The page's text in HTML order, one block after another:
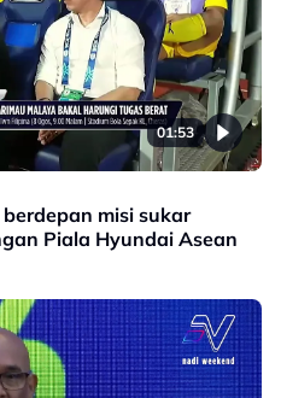
01:53
misi sukar
Piala Hyundai Asean